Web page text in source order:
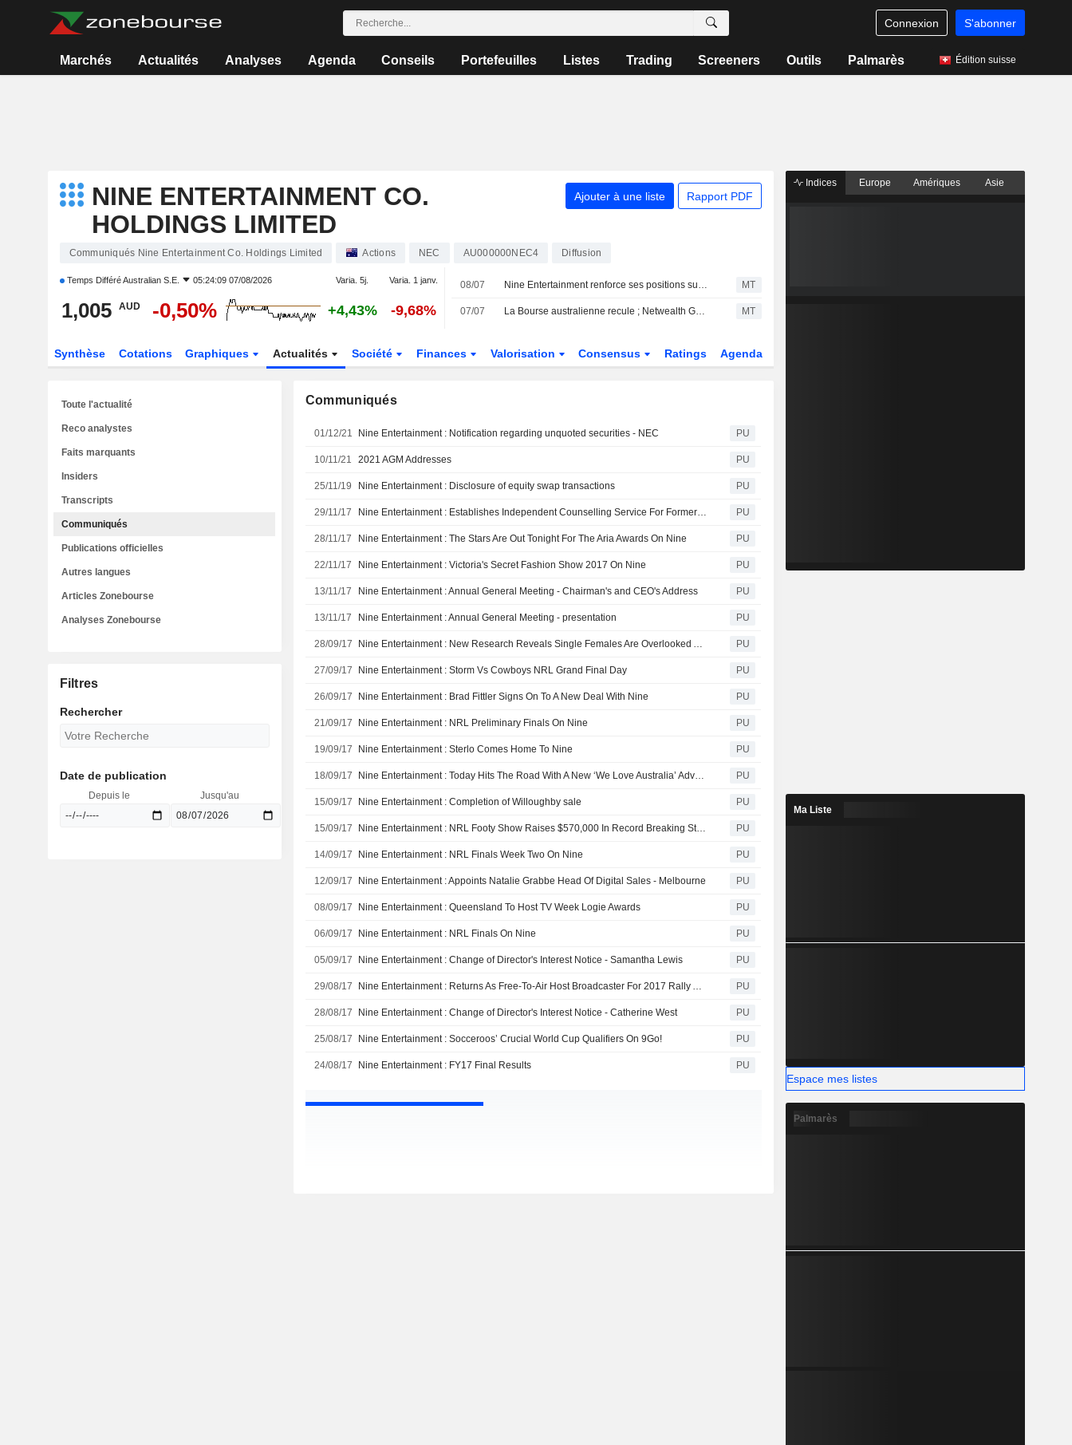
Connexion S'abonner
Marchés Actualités Analyses Agenda Conseils Portefeuilles Listes Trading Screeners Outils Palmarès Édition suisse
NINE ENTERTAINMENT CO.
HOLDINGS LIMITED
Ajouter à une liste Rapport PDF
Communiqués Nine Entertainment Co. Holdings Limited Actions NEC AU000000NEC4 Diffusion
Temps DifféréAustralian S.E. 05:24:09 07/08/2026 Varia. 5j. Varia. 1 janv.
1,005 AUD -0,50% +4,43% -9,68%
08/07 Nine Entertainment renforce ses positions sur plusieurs fronts, selon Jefferies MT
07/07 La Bourse australienne recule ; Netwealth Group affiche des flux nets en hausse pour l'exercice 2026 et renforce son partenariat avec Morgan Stanley MT
Synthèse Cotations Graphiques Actualités Société Finances Valorisation Consensus Ratings Agenda
Communiqués
01/12/21 Nine Entertainment : Notification regarding unquoted securities - NEC PU
10/11/21 2021 AGM Addresses PU
25/11/19 Nine Entertainment : Disclosure of equity swap transactions PU
29/11/17 Nine Entertainment : Establishes Independent Counselling Service For Former Employees PU
28/11/17 Nine Entertainment : The Stars Are Out Tonight For The Aria Awards On Nine PU
22/11/17 Nine Entertainment : Victoria's Secret Fashion Show 2017 On Nine PU
13/11/17 Nine Entertainment : Annual General Meeting - Chairman's and CEO's Address PU
13/11/17 Nine Entertainment : Annual General Meeting - presentation PU
28/09/17 Nine Entertainment : New Research Reveals Single Females Are Overlooked And Misunderstood By Advertisers PU
27/09/17 Nine Entertainment : Storm Vs Cowboys NRL Grand Final Day PU
26/09/17 Nine Entertainment : Brad Fittler Signs On To A New Deal With Nine PU
21/09/17 Nine Entertainment : NRL Preliminary Finals On Nine PU
19/09/17 Nine Entertainment : Sterlo Comes Home To Nine PU
18/09/17 Nine Entertainment : Today Hits The Road With A New ‘We Love Australia’ Adventure PU
15/09/17 Nine Entertainment : Completion of Willoughby sale PU
15/09/17 Nine Entertainment : NRL Footy Show Raises $570,000 In Record Breaking Starlight Telethon PU
14/09/17 Nine Entertainment : NRL Finals Week Two On Nine PU
12/09/17 Nine Entertainment : Appoints Natalie Grabbe Head Of Digital Sales - Melbourne PU
08/09/17 Nine Entertainment : Queensland To Host TV Week Logie Awards PU
06/09/17 Nine Entertainment : NRL Finals On Nine PU
05/09/17 Nine Entertainment : Change of Director's Interest Notice - Samantha Lewis PU
29/08/17 Nine Entertainment : Returns As Free-To-Air Host Broadcaster For 2017 Rally Australia PU
28/08/17 Nine Entertainment : Change of Director's Interest Notice - Catherine West PU
25/08/17 Nine Entertainment : Socceroos’ Crucial World Cup Qualifiers On 9Go! PU
24/08/17 Nine Entertainment : FY17 Final Results PU
Toute l'actualité
Reco analystes
Faits marquants
Insiders
Transcripts
Communiqués
Publications officielles
Autres langues
Articles Zonebourse
Analyses Zonebourse
Filtres
Rechercher
Date de publication
Depuis le Jusqu'au
Indices Europe Amériques Asie
Ma Liste
Espace mes listes
Palmarès